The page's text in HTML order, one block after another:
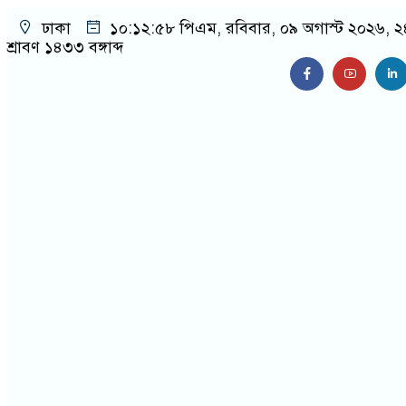
ঢাকা ১০:১৩:০০ পিএম, রবিবার, ০৯ অগাস্ট ২০২৬,
শ্রাবণ ১৪৩৩ বঙ্গাব্দ